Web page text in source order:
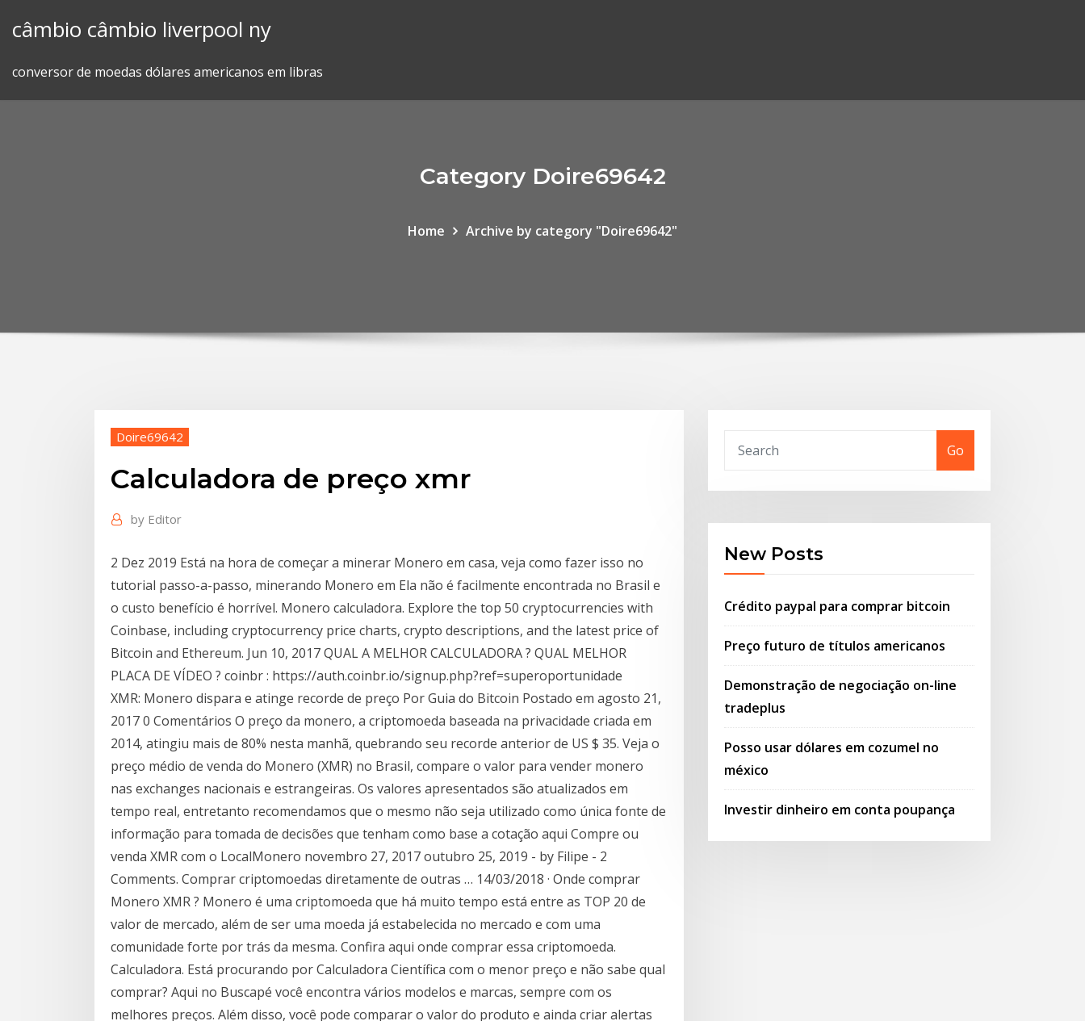
câmbio câmbio liverpool ny
conversor de moedas dólares americanos em libras
Category Doire69642
Home Archive by category "Doire69642"
Doire69642
Calculadora de preço xmr
by Editor
2 Dez 2019 Está na hora de começar a minerar Monero em casa, veja como fazer isso no
tutorial passo-a-passo, minerando Monero em Ela não é facilmente encontrada no Brasil e
o custo benefício é horrível. Monero calculadora. Explore the top 50 cryptocurrencies with
Coinbase, including cryptocurrency price charts, crypto descriptions, and the latest price of
Bitcoin and Ethereum. Jun 10, 2017 QUAL A MELHOR CALCULADORA ? QUAL MELHOR
PLACA DE VÍDEO ? coinbr : https://auth.coinbr.io/signup.php?ref=superoportunidade
XMR: Monero dispara e atinge recorde de preço Por Guia do Bitcoin Postado em agosto 21,
2017 0 Comentários O preço da monero, a criptomoeda baseada na privacidade criada em
2014, atingiu mais de 80% nesta manhã, quebrando seu recorde anterior de US $ 35. Veja o
preço médio de venda do Monero (XMR) no Brasil, compare o valor para vender monero
nas exchanges nacionais e estrangeiras. Os valores apresentados são atualizados em
tempo real, entretanto recomendamos que o mesmo não seja utilizado como única fonte de
informação para tomada de decisões que tenham como base a cotação aqui Compre ou
venda XMR com o LocalMonero novembro 27, 2017 outubro 25, 2019 - by Filipe - 2
Comments. Comprar criptomoedas diretamente de outras … 14/03/2018 · Onde comprar
Monero XMR ? Monero é uma criptomoeda que há muito tempo está entre as TOP 20 de
valor de mercado, além de ser uma moeda já estabelecida no mercado e com uma
comunidade forte por trás da mesma. Confira aqui onde comprar essa criptomoeda.
Calculadora. Está procurando por Calculadora Científica com o menor preço e não sabe qual
comprar? Aqui no Buscapé você encontra vários modelos e marcas, sempre com os
melhores preços. Além disso, você pode comparar o valor do produto e ainda criar alertas
Go
New Posts
Crédito paypal para comprar bitcoin
Preço futuro de títulos americanos
Demonstração de negociação on-line
tradeplus
Posso usar dólares em cozumel no
méxico
Investir dinheiro em conta poupança